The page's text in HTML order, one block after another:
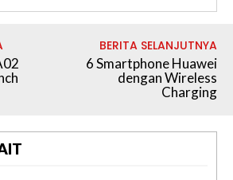
BERITA SELANJUTNYA
6 Smartphone Huawei
dengan Wireless
Charging